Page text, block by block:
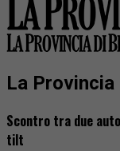
La Provincia
Scontro tra due
tilt